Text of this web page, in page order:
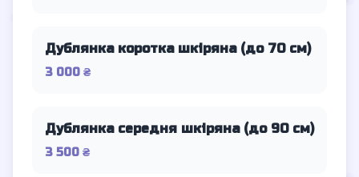
Дублянка коротка шкіряна (до 70 см)
3 000 ₴
Дублянка середня шкіряна (до 90 см)
3 500 ₴